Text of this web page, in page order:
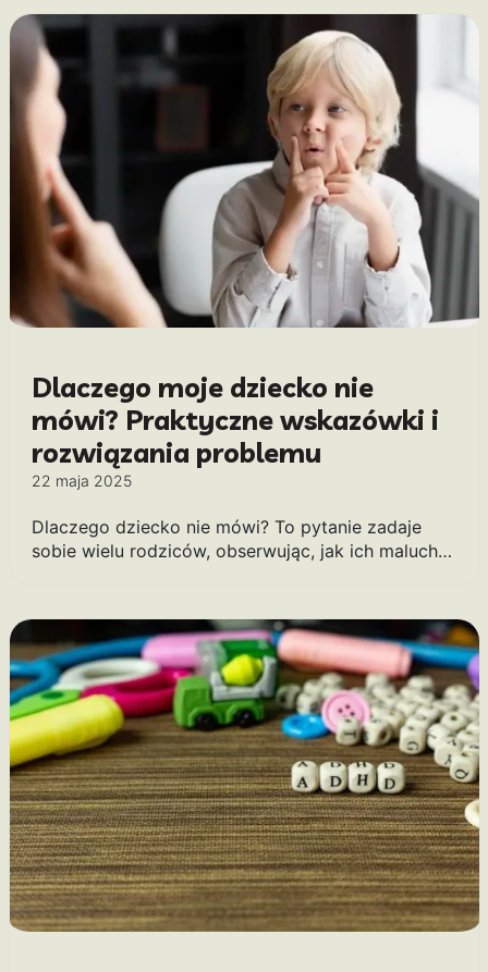
Dlaczego moje dziecko nie
mówi? Praktyczne wskazówki i
rozwiązania problemu
22 maja 2025
Dlaczego dziecko nie mówi? To pytanie zadaje
sobie wielu rodziców, obserwując, jak ich maluch…